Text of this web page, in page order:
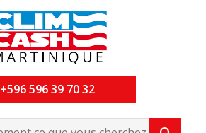
+596 596 39 70 32